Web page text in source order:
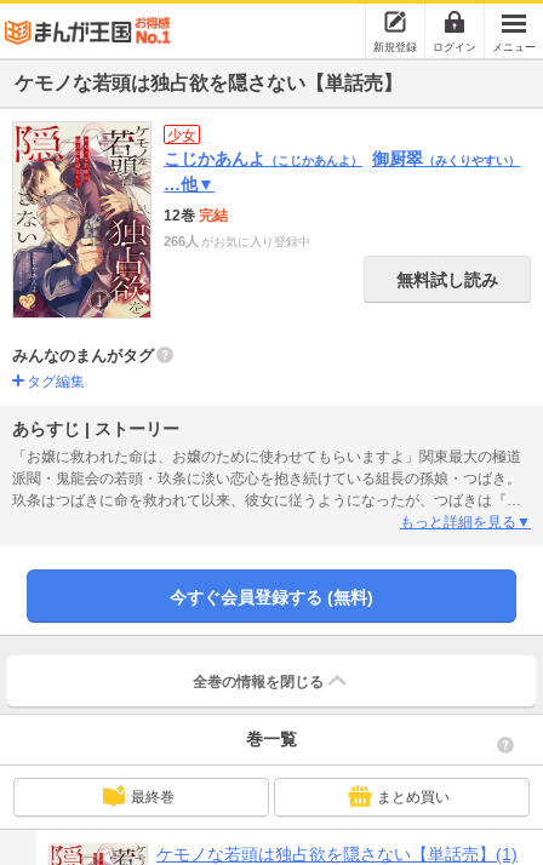
新規登録 ログイン メニュー
ケモノな若頭は独占欲を隠さない【単話売】
少女
こじかあんよ （こじかあんよ） 御厨翠 （みくりやすい）
…他▼
12巻 完結
266人 がお気に入り登録中
無料試し読み
みんなのまんがタグ
タグ編集
あらすじ | ストーリー
「お嬢に救われた命は、お嬢のために使わせてもらいますよ」関東最大の極道
派閥・鬼龍会の若頭・玖条に淡い恋心を抱き続けている組長の孫娘・つばき。
玖条はつばきに命を救われて以来、彼女に従うようになったが、つばきは『命
の恩人』としてでも『組長の孫娘』としてでもなく、一人の女として愛された
り――!?【大人の余裕たっぷりの年上若頭】×【素直になれない組長の孫娘】主
従からはじまる任侠恋物語！
もっと詳細を見る▼
今すぐ会員登録する (無料)
全巻の情報を 閉じる
巻一覧
最終巻 まとめ買い
ケモノな若頭は独占欲を隠さない【単話売】(1)